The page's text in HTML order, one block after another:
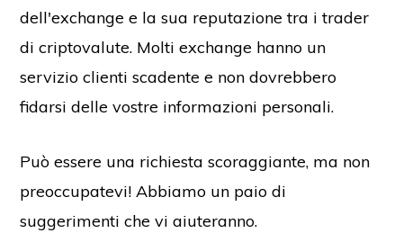
dell'exchange e la sua reputazione tra i trader
di criptovalute. Molti exchange hanno un
servizio clienti scadente e non dovrebbero
fidarsi delle vostre informazioni personali.
Può essere una richiesta scoraggiante, ma non
preoccupatevi! Abbiamo un paio di
suggerimenti che vi aiuteranno.